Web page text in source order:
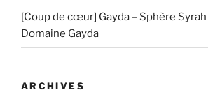
[Coup de cœur] Gayda – Sphère
Domaine Gayda
ARCHIVES